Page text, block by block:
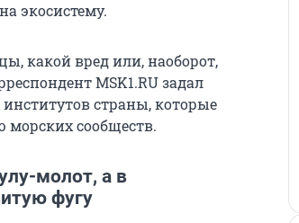
экосистему.
какой вред или, наоборот,
MSK1.RU задал
страны, которые
сообществ.
молот, а в
фугу